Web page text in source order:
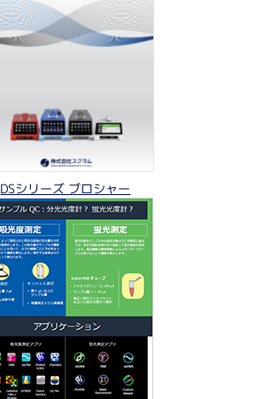
DSシリーズ ブロシャー